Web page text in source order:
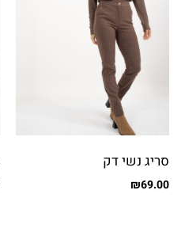
סריג נשי דק
₪69.00